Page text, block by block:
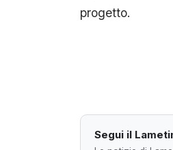
progetto.
Segui il